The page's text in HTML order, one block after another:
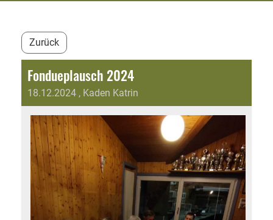
Zurück
Fondueplausch 2024
18.12.2024 , Kaden Katrin